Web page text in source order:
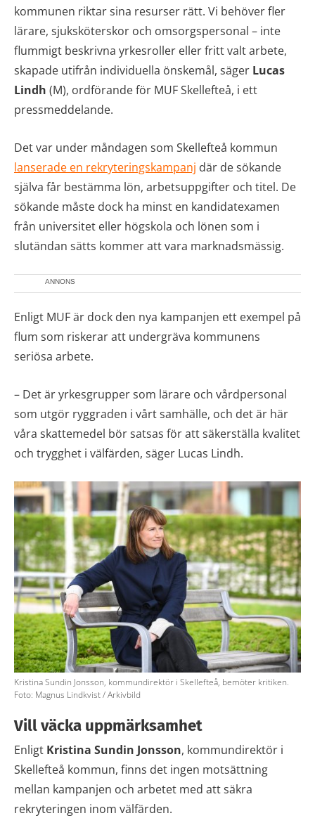
kommunen riktar sina resurser rätt. Vi behöver fler
lärare, sjuksköterskor och omsorgspersonal – inte
flummigt beskrivna yrkesroller eller fritt valt arbete,
skapade utifrån individuella önskemål, säger Lucas
Lindh (M), ordförande för MUF Skellefteå, i ett
pressmeddelande.
Det var under måndagen som Skellefteå kommun
lanserade en rekryteringskampanj där de sökande
själva får bestämma lön, arbetsuppgifter och titel. De
sökande måste dock ha minst en kandidatexamen
från universitet eller högskola och lönen som i
slutändan sätts kommer att vara marknadsmässig.
ANNONS
Enligt MUF är dock den nya kampanjen ett exempel på
flum som riskerar att undergräva kommunens
seriösa arbete.
– Det är yrkesgrupper som lärare och vårdpersonal
som utgör ryggraden i vårt samhälle, och det är här
våra skattemedel bör satsas för att säkerställa kvalitet
och trygghet i välfärden, säger Lucas Lindh.
Kristina Sundin Jonsson, kommundirektör i Skellefteå, bemöter kritiken.
Foto: Magnus Lindkvist / Arkivbild
Vill väcka uppmärksamhet
Enligt Kristina Sundin Jonsson, kommundirektör i
Skellefteå kommun, finns det ingen motsättning
mellan kampanjen och arbetet med att säkra
rekryteringen inom välfärden.